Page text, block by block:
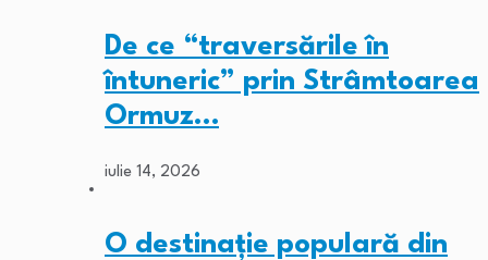
De ce “traversările în
întuneric” prin Strâmtoarea
Ormuz…
iulie 14, 2026
O destinație populară din